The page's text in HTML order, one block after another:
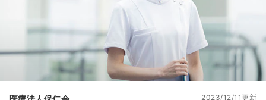
2023/12/11更新